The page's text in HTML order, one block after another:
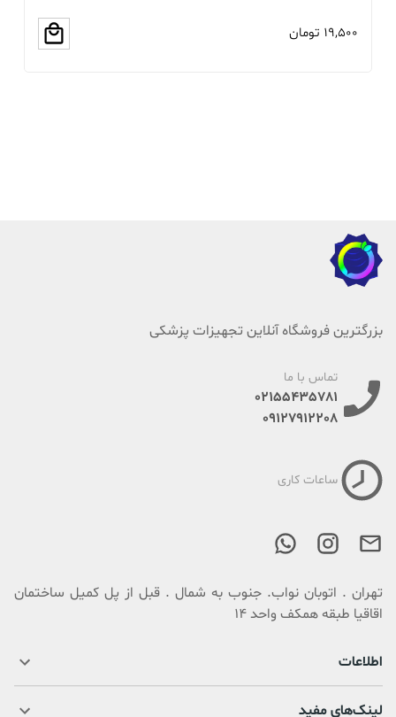
19,500 تومان
بزرگترین فروشگاه آنلاین تجهیزات پزشکی
تماس با ما
02155435781
09127912208
ساعات کاری
تهران . اتوبان نواب. جنوب به شمال . قبل از پل کمیل ساختمان
اقاقیا طبقه همکف واحد 14
اطلاعات
لینک‌های مفید